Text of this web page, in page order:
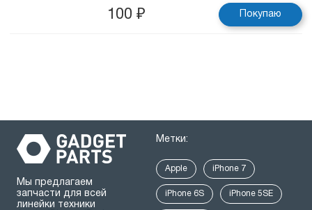
100 ₽ Покупаю
Мы предлагаем
запчасти для всей
линейки техники
Метки:
Apple iPhone 7
iPhone 6S iPhone 5SE